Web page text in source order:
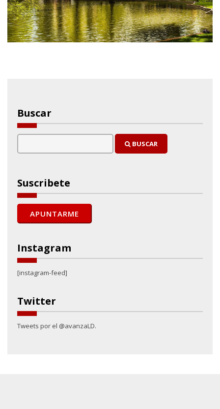
Buscar
BUSCAR
Suscribete
Instagram
[instagram-feed]
Twitter
Tweets por el @avanzaLD.